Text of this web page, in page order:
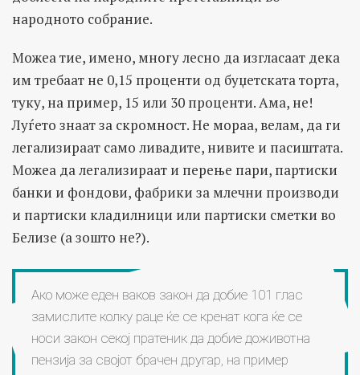
народното собрание.
Можеа тие, имено, многу лесно да изгласаат дека
им требаат не 0,15 проценти од буџетската торта,
туку, на пример, 15 или 30 проценти. Ама, не!
Луѓето знаат за скромност. Не мораа, велам, да ги
легализираат само ливадите, нивите и пасиштата.
Можеа да легализираат и перење пари, партиски
банки и фондови, фабрики за млечни производи
и партиски кладилници или партиски сметки во
Белизе (а зошто не?).
Ако може еден ваков закон да добие 101 глас
замислите колку раце ќе се кренат кога ќе се
носи закон секој пратеник да добие доживотна
пензија за својот брачен другар, на пример